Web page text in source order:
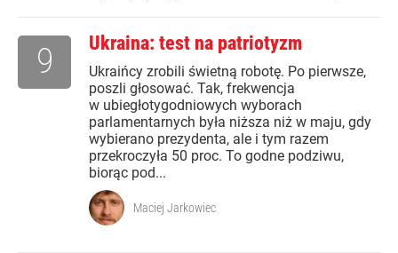
Ukraina: test na patriotyzm
Ukraińcy zrobili świetną robotę. Po pierwsze,
poszli głosować. Tak, frekwencja
w ubiegłotygodniowych wyborach
parlamentarnych była niższa niż w maju, gdy
wybierano prezydenta, ale i tym razem
przekroczyła 50 proc. To godne podziwu,
biorąc pod...
9
Maciej Jarkowiec